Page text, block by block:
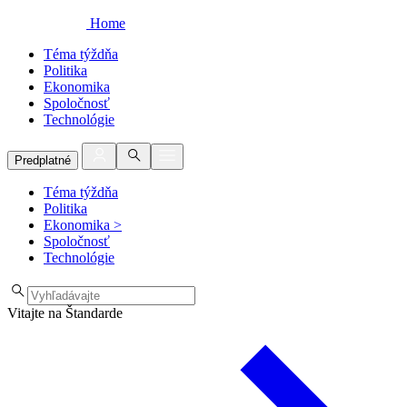
Home
Téma týždňa
Politika
Ekonomika
Spoločnosť
Technológie
Predplatné
Téma týždňa
Politika
Ekonomika >
Spoločnosť
Technológie
Vitajte na Štandarde